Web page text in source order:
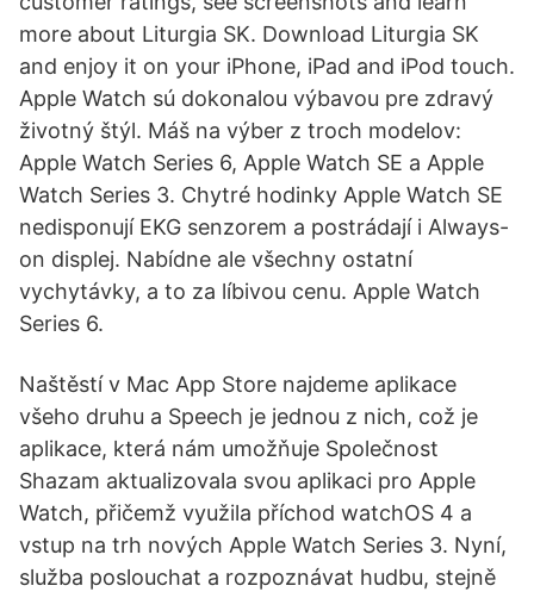
more about Liturgia SK. Download Liturgia SK
and enjoy it on your iPhone, iPad and iPod touch.
Apple Watch sú dokonalou výbavou pre zdravý
životný štýl. Máš na výber z troch modelov:
Apple Watch Series 6, Apple Watch SE a Apple
Watch Series 3. Chytré hodinky Apple Watch SE
nedisponují EKG senzorem a postrádají i Always-
on displej. Nabídne ale všechny ostatní
vychytávky, a to za líbivou cenu. Apple Watch
Series 6.
Naštěstí v Mac App Store najdeme aplikace
všeho druhu a Speech je jednou z nich, což je
aplikace, která nám umožňuje Společnost
Shazam aktualizovala svou aplikaci pro Apple
Watch, přičemž využila příchod watchOS 4 a
vstup na trh nových Apple Watch Series 3. Nyní,
služba poslouchat a rozpoznávat hudbu, stejně